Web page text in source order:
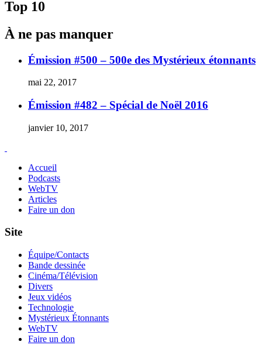
Top 10
À ne pas manquer
Émission #500 – 500e des Mystérieux étonnants
mai 22, 2017
Émission #482 – Spécial de Noël 2016
janvier 10, 2017
Accueil
Podcasts
WebTV
Articles
Faire un don
Site
Équipe/Contacts
Bande dessinée
Cinéma/Télévision
Divers
Jeux vidéos
Technologie
Mystérieux Étonnants
WebTV
Faire un don